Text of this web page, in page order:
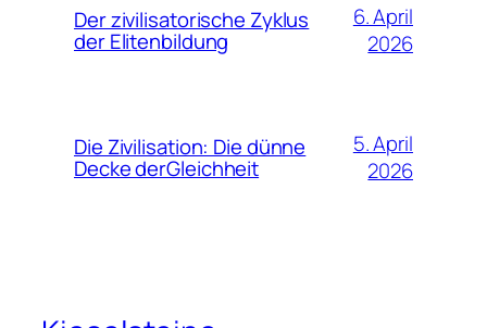
Der zivilisatorische Zyklus
der Elitenbildung
6. April
2026
Die Zivilisation: Die dünne
Decke derGleichheit
5. April
2026